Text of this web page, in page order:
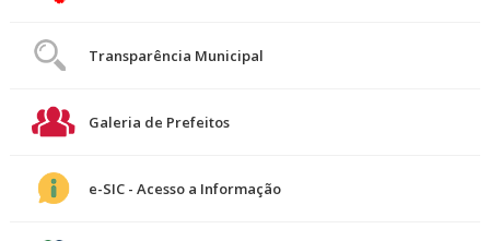
Transparência Municipal
Galeria de Prefeitos
e-SIC - Acesso a Informação